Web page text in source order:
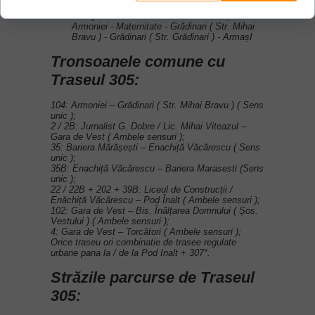
Billa ) - Aleea Vitioarei - Eroilor - Plăieșilor -
Armoniei - Maternitate - Grădinari ( Str. Mihai
Bravu ) - Grădinari ( Str. Grădinari ) - ArmașI
Tronsoanele comune cu
Traseul 305:
104: Armoniei – Grădinari ( Str. Mihai Bravu ) ( Sens
unic );
2 / 2B: Jurnalist G. Dobre / Lic. Mihai Viteazul –
Gara de Vest ( Ambele sensuri );
35: Bariera Mărășești – Enachiță Văcărescu ( Sens
unic );
35B: Enachiță Văcărescu – Bariera Marasesti (Sens
unic );
22 / 22B + 202 + 39B: Liceul de Construcții /
Enăchiță Văcărescu – Pod Înalt ( Ambele sensuri );
102: Gara de Vest – Bis. Înălțarea Domnului ( Șos.
Vestului ) ( Ambele sensuri );
4: Gara de Vest – Torcători ( Ambele sensuri );
Orice traseu ori combinatie de trasee regulate
urbane pana la / de la Pod Inalt + 307*.
Străzile parcurse de Traseul
305: